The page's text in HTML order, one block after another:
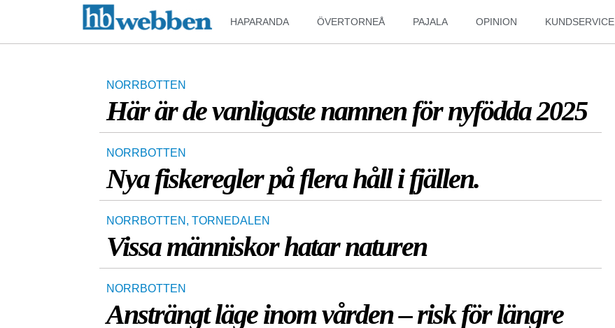
HAPARANDA ÖVERTORNEÅ PAJALA OPINION KUNDSERVICE
NORRBOTTEN
Här är de vanligaste namnen för nyfödda 2025
NORRBOTTEN
Nya fiskeregler på flera håll i fjällen.
NORRBOTTEN , TORNEDALEN
Vissa människor hatar naturen
NORRBOTTEN
Ansträngt läge inom vården – risk för längre